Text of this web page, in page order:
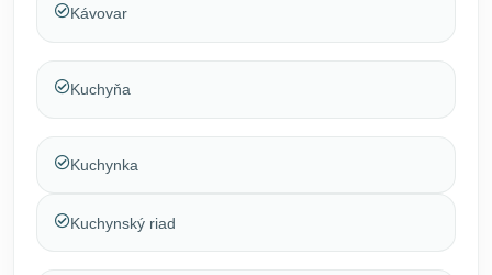
Kávovar
Kuchyňa
Kuchynka
Kuchynský riad